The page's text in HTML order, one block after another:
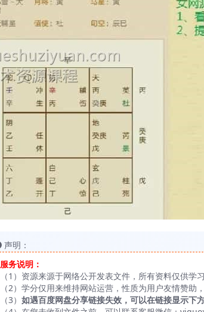
声明：
服务说明：
（1）资源来源于网络公开发表文件，所有资料仅供学
（2）学分仅用来维持网站运营，性质为用户友情赞助
（3） 如遇百度网盘分享链接失效，可以在链接显示下